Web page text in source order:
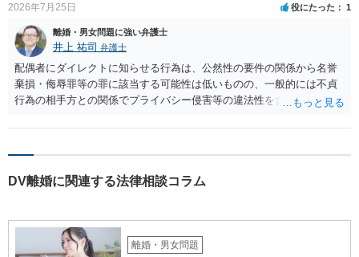
2026年7月25日 役にたった 1
離婚・男女問題に強い弁護士
井上 祐司 弁護士
配偶者にダイレクトに知らせる行為は、公然性の要件の関係から名誉
棄損・侮辱罪等の罪に該当する可能性は低いものの、一般的には不貞
行為の相手方との関係でプライバシー侵害等の違法性を含む行為で
ため、弁護士としては推奨しないことが一般的かと思います。
DV離婚に関連する法律相談コラム
離婚・男女問題